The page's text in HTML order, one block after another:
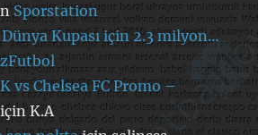
Sporstation
Kupası için 2.3 milyon…
vs Chelsea FC Promo –
K.A